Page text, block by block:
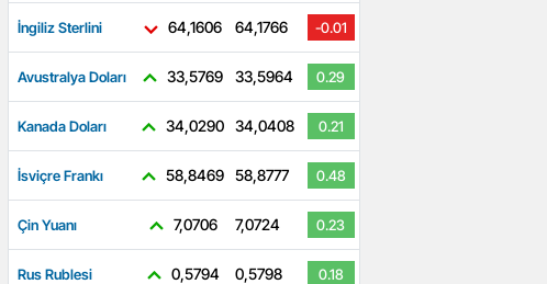
İngiliz Sterlini 64,1606 64,1766 -0.01
Avustralya Doları 33,5769 33,5964 0.29
Kanada Doları 34,0290 34,0408 0.21
İsviçre Frankı 58,8469 58,8777 0.48
Çin Yuanı 7,0706 7,0724 0.23
Rus Rublesi 0,5794 0,5798 0.18